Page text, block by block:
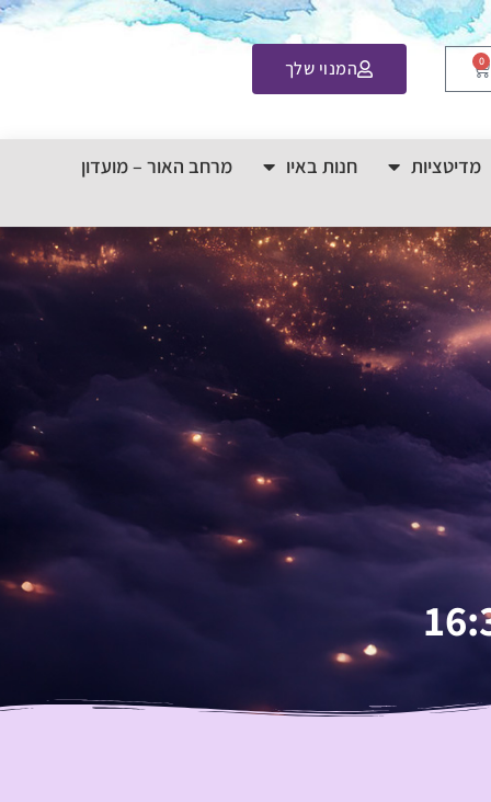
0 המנוי שלך
מדיטציות חנות באיו מרחב האור – מועדון